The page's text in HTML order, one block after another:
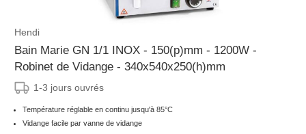
Hendi
Bain Marie GN 1/1 INOX - 150(p)mm - 1200W -
Robinet de Vidange - 340x540x250(h)mm
1-3 jours ouvrés
Température réglable en continu jusqu'à 85°C
Vidange facile par vanne de vidange